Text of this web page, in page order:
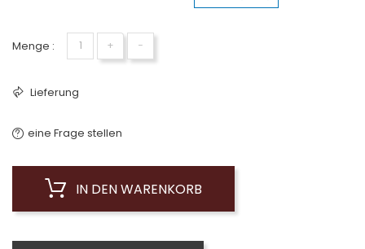
Menge : + −
Lieferung
eine Frage stellen
IN DEN WARENKORB